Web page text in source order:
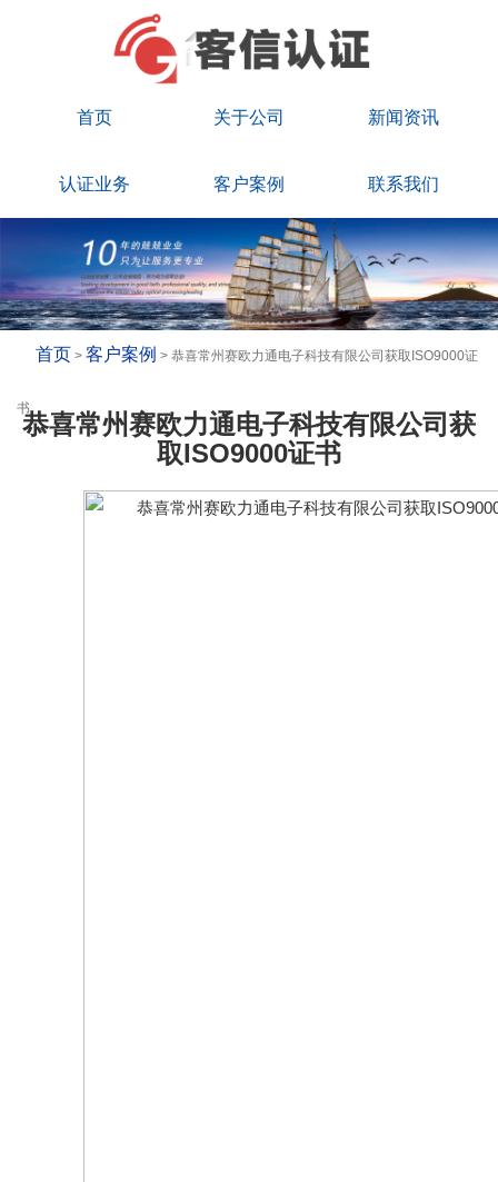
首页 关于公司 新闻资讯
认证业务 客户案例 联系我们
首页 > 客户案例 > 恭喜常州赛欧力通电子科技有限公司获取ISO9000证
书
恭喜常州赛欧力通电子科技有限公司获
取ISO9000证书